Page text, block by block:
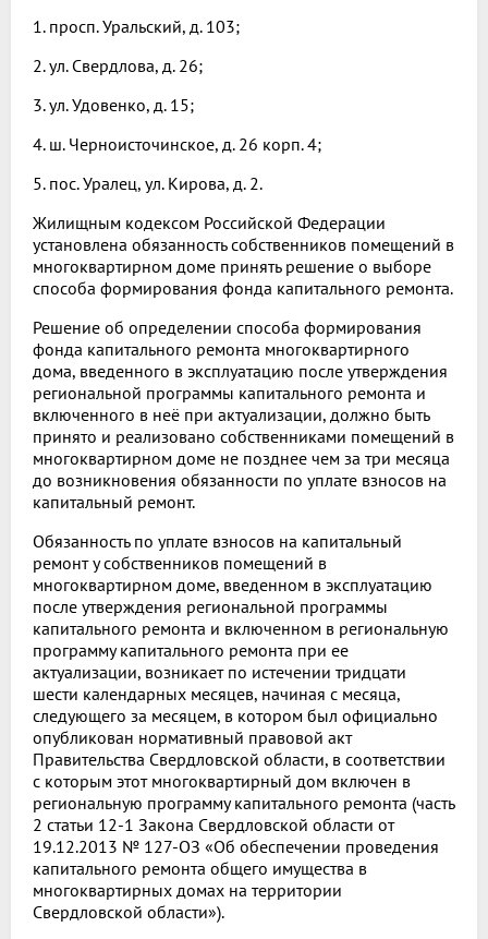
1. просп. Уральский, д. 103;
2. ул. Свердлова, д. 26;
3. ул. Удовенко, д. 15;
4. ш. Черноисточинское, д. 26 корп. 4;
5. пос. Уралец, ул. Кирова, д. 2.
Жилищным кодексом Российской Федерации
установлена обязанность собственников помещений в
многоквартирном доме принять решение о выборе
способа формирования фонда капитального ремонта.
Решение об определении способа формирования
фонда капитального ремонта многоквартирного
дома, введенного в эксплуатацию после утверждения
региональной программы капитального ремонта и
включенного в неё при актуализации, должно быть
принято и реализовано собственниками помещений в
многоквартирном доме не позднее чем за три месяца
до возникновения обязанности по уплате взносов на
капитальный ремонт.
Обязанность по уплате взносов на капитальный
ремонт у собственников помещений в
многоквартирном доме, введенном в эксплуатацию
после утверждения региональной программы
капитального ремонта и включенном в региональную
программу капитального ремонта при ее
актуализации, возникает по истечении тридцати
шести календарных месяцев, начиная с месяца,
следующего за месяцем, в котором был официально
опубликован нормативный правовой акт
Правительства Свердловской области, в соответствии
с которым этот многоквартирный дом включен в
региональную программу капитального ремонта (часть
2 статьи 12-1 Закона Свердловской области от
19.12.2013 № 127-ОЗ «Об обеспечении проведения
капитального ремонта общего имущества в
многоквартирных домах на территории
Свердловской области»).